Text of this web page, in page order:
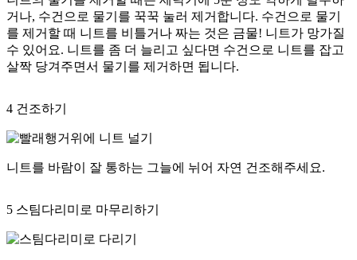
거나, 수건으로 물기를 꾹꾹 눌러 제거합니다. 수건으로 물기
를 제거할 때 니트를 비틀거나 짜는 것은 금물! 니트가 망가질
수 있어요. 니트를 좀 더 늘리고 싶다면 수건으로 니트를 잡고
살짝 당겨주면서 물기를 제거하면 됩니다.
4 건조하기
니트를 바람이 잘 통하는 그늘에 뉘어 자연 건조해주세요.
5 스팀다리미로 마무리하기